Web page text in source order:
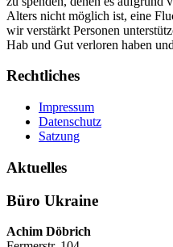
Alters nicht möglich ist, eine
wir verstärkt Personen
Hab und Gut verloren haben
Rechtliches
Impressum
Datenschutz
Satzung
Aktuelles
Büro Ukraine
Achim Döbrich